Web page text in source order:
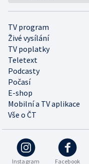
TV program
Živé vysílání
TV poplatky
Teletext
Podcasty
Počasí
E-shop
Mobilní a TV aplikace
Vše o ČT
Instagram Facebook